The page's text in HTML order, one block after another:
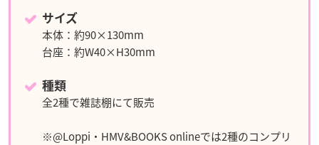
サイズ
本体：約90×130mm
台座：約W40×H30mm
種類
全2種で雑誌棚にて販売
※@Loppi・HMV&BOOKS onlineでは2種のコンプリ